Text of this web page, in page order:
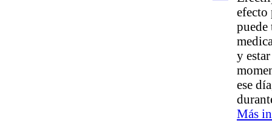
efecto
puede
y
ese
Más